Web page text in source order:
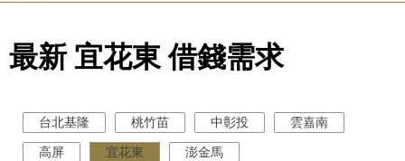
最新 宜花東 借錢需求
台北基隆 桃竹苗 中彰投 雲嘉南
高屏 宜花東 澎金馬